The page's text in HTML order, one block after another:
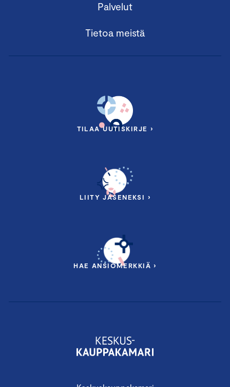
Palvelut
Tietoa meistä
TILAA UUTISKIRJE ›
LIITY JÄSENEKSI ›
HAE ANSIOMERKKIÄ ›